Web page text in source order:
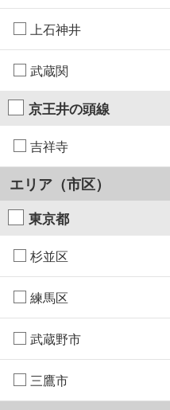
上石神井
武蔵関
京王井の頭線
吉祥寺
エリア（市区）
東京都
杉並区
練馬区
武蔵野市
三鷹市